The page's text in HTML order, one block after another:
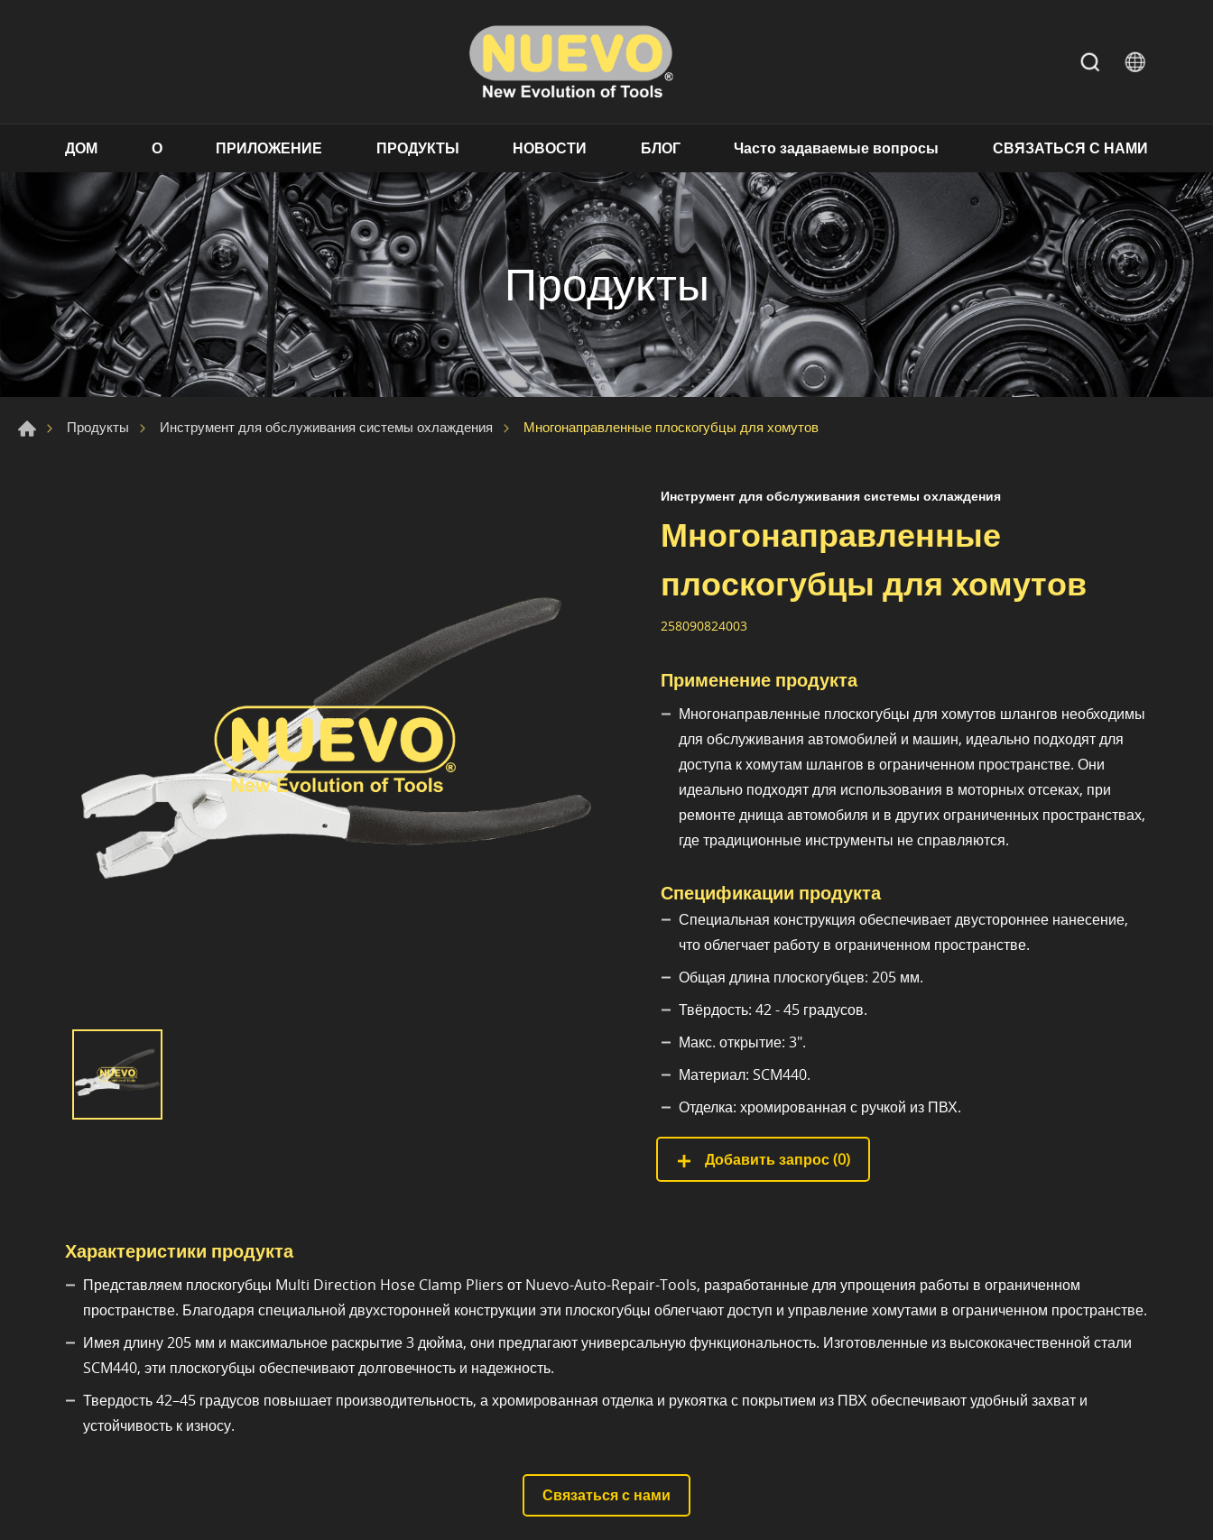
ДОМ О ПРИЛОЖЕНИЕ ПРОДУКТЫ НОВОСТИ БЛОГ Часто задаваемые вопросы СВЯЗАТЬСЯ С НАМИ
Продукты
Продукты Инструмент для обслуживания системы охлаждения Многонаправленные плоскогубцы для хомутов
Инструмент для обслуживания системы охлаждения
Многонаправленные
плоскогубцы для хомутов
258090824003
Применение продукта
Многонаправленные плоскогубцы для хомутов шлангов необходимы
для обслуживания автомобилей и машин, идеально подходят для
доступа к хомутам шлангов в ограниченном пространстве. Они
идеально подходят для использования в моторных отсеках, при
ремонте днища автомобиля и в других ограниченных пространствах,
где традиционные инструменты не справляются.
Спецификации продукта
Специальная конструкция обеспечивает двустороннее нанесение,
что облегчает работу в ограниченном пространстве.
Общая длина плоскогубцев: 205 мм.
Твёрдость: 42 - 45 градусов.
Макс. открытие: 3".
Материал: SCM440.
Отделка: хромированная с ручкой из ПВХ.
Добавить запрос (0)
Характеристики продукта
Представляем плоскогубцы Multi Direction Hose Clamp Pliers от Nuevo-Auto-Repair-Tools, разработанные для упрощения работы в ограниченном
пространстве. Благодаря специальной двухсторонней конструкции эти плоскогубцы облегчают доступ и управление хомутами в ограниченном пространстве.
Имея длину 205 мм и максимальное раскрытие 3 дюйма, они предлагают универсальную функциональность. Изготовленные из высококачественной стали
SCM440, эти плоскогубцы обеспечивают долговечность и надежность.
Твердость 42–45 градусов повышает производительность, а хромированная отделка и рукоятка с покрытием из ПВХ обеспечивают удобный захват и
устойчивость к износу.
Связаться с нами